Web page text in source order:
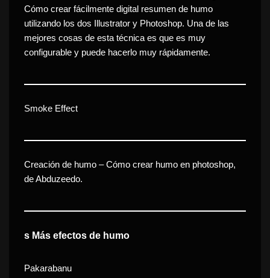
Cómo crear fácilmente digital resumen de humo
utilizando los dos Illustrator y Photoshop. Una de las
mejores cosas de esta técnica es que es muy
configurable y puede hacerlo muy rápidamente.
Smoke Effect
Creación de humo – Cómo crear humo en photoshop,
de Abduzeedo.
s Más efectos de humo
Pakarabanu